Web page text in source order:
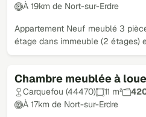
À 19km de Nort-sur-Erdre
Appartement Neuf meublé 3
étage dans immeuble (2 étages)
Chambre meublée à
Loué
Carquefou (44470) 11 m²
À 17km de Nort-sur-Erdre